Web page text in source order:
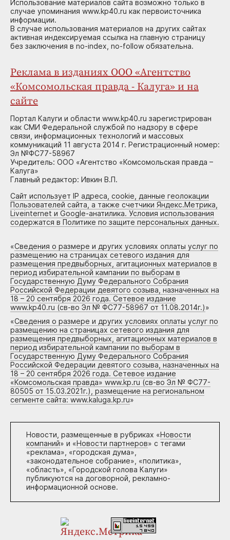
Использование материалов сайта возможно только в
случае упоминания www.kp40.ru как первоисточника
информации.
В случае использования материалов на других сайтах
активная индексируемая ссылка на главную страницу
без заключения в no-index, no-follow обязательна.
Реклама в изданиях ООО «Агентство
«Комсомольская правда - Калуга» и на
сайте
Портал Калуги и области www.kp40.ru зарегистрирован
как СМИ Федеральной службой по надзору в сфере
связи, информационных технологий и массовых
коммуникаций 11 августа 2014 г. Регистрационный номер:
Эл №ФС77-58967
Учредитель: ООО «Агентство «Комсомольская правда –
Калуга»
Главный редактор: Ивкин В.П.
Сайт использует IP адреса, cookie, данные геолокации
Пользователей сайта, а также счетчики Яндекс.Метрика,
Liveinternet и Google-анатилика. Условия использования
содержатся в Политике по защите персональных данных.
«Сведения о размере и других условиях оплаты услуг по
размещению на страницах сетевого издания для
размещения предвыборных, агитационных материалов в
период избирательной кампании по выборам в
Государственную Думу Федерального Собрания
Российской Федерации девятого созыва, назначенных на
18 – 20 сентября 2026 года. Сетевое издание
www.kp40.ru (св-во Эл № ФС77-58967 от 11.08.2014г.)»
«Сведения о размере и других условиях оплаты услуг по
размещению на страницах сетевого издания для
размещения предвыборных, агитационных материалов в
период избирательной кампании по выборам в
Государственную Думу Федерального Собрания
Российской Федерации девятого созыва, назначенных на
18 – 20 сентября 2026 года. Сетевое издание
«Комсомольская правда» www.kp.ru (св-во Эл № ФС77-
80505 от 15.03.2021г.), размещение на региональном
сегменте сайта: www.kaluga.kp.ru»
Новости, размещенные в рубриках «Новости
компаний» и «Новости партнеров» с тегами
«реклама», «городская дума»,
«законодательное собрание», «политика»,
«область», «Городской голова Калуги»
публикуются на договорной, рекламно-
информационной основе.